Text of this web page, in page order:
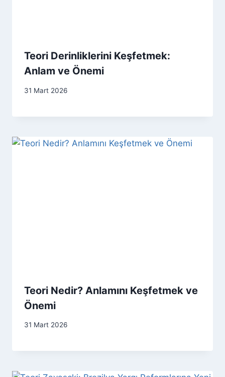
Teori Derinliklerini Keşfetmek:
Anlam ve Önemi
31 Mart 2026
Teori Nedir? Anlamını Keşfetmek ve
Önemi
31 Mart 2026